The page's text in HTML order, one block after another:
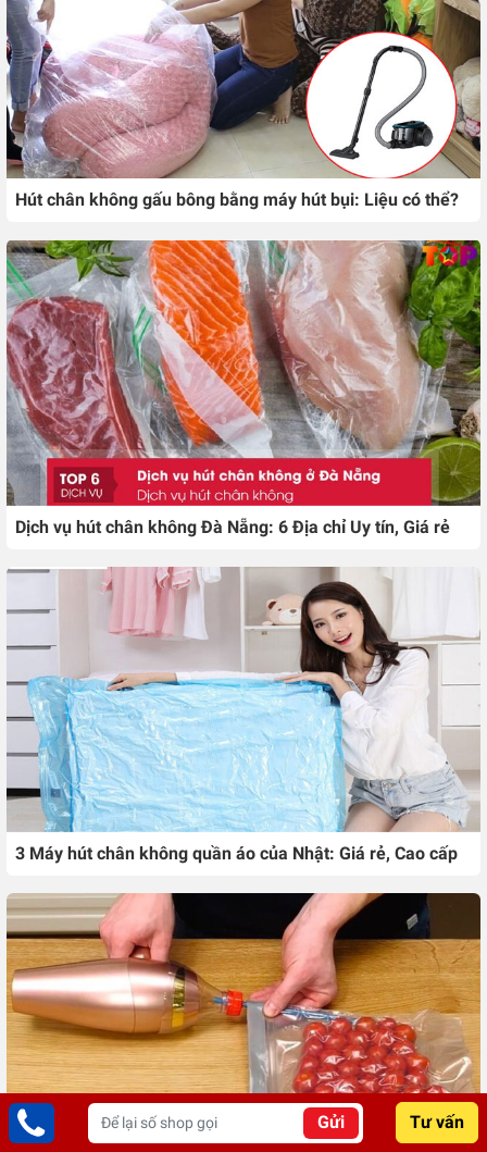
Hút chân không gấu bông bằng máy hút bụi: Liệu có thể?
Dịch vụ hút chân không Đà Nẵng: 6 Địa chỉ Uy tín, Giá rẻ
3 Máy hút chân không quần áo của Nhật: Giá rẻ, Cao cấp
Gửi Tư vấn